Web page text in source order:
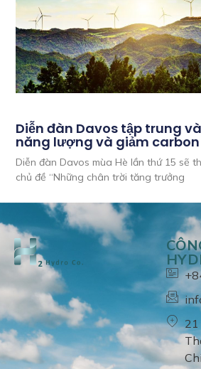
Diễn đàn Davos tập trung
năng lượng và giảm carbon
Diễn đàn Davos mùa Hè lần thứ 15 sẽ
chủ đề “Những chân trời tăng trưởng
21